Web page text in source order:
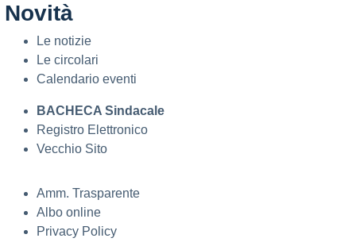
Novità
Le notizie
Le circolari
Calendario eventi
BACHECA Sindacale
Registro Elettronico
Vecchio Sito
Amm. Trasparente
Albo online
Privacy Policy